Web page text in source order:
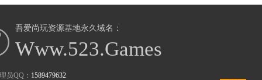
吾爱尚玩资源基地永久域名：
Www.523.Games
员QQ： 1589479632